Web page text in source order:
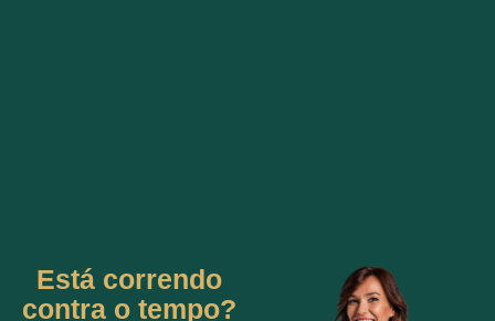
Está correndo
contra o tempo?